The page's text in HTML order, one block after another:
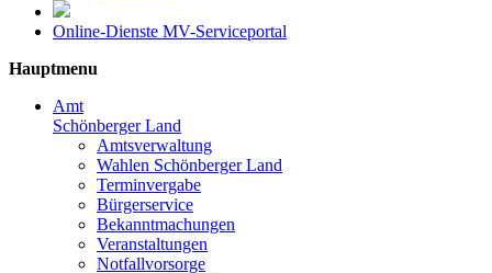
Online-Dienste MV-Serviceportal
Hauptmenu
Amt
Schönberger Land
Amtsverwaltung
Wahlen Schönberger Land
Terminvergabe
Bürgerservice
Bekanntmachungen
Veranstaltungen
Notfallvorsorge